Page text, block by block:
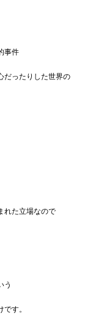
事件
だったりした世界の
れた立場なので
う
す。